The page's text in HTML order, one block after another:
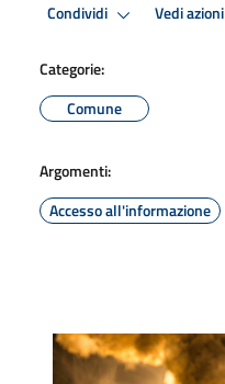
Condividi Vedi azioni
Categorie:
Comune
Argomenti:
Accesso all'informazione